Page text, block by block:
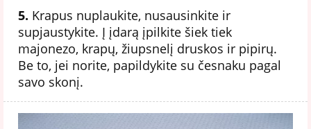
5. Krapus nuplaukite, nusausinkite ir
supjaustykite. Į įdarą įpilkite šiek tiek
majonezo, krapų, žiupsnelį druskos ir pipirų.
Be to, jei norite, papildykite su česnaku pagal
savo skonį.